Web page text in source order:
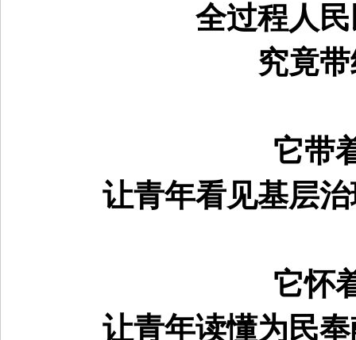
全过程人
究竟
它带
让青年看见基层
它怀
让青年读懂为民